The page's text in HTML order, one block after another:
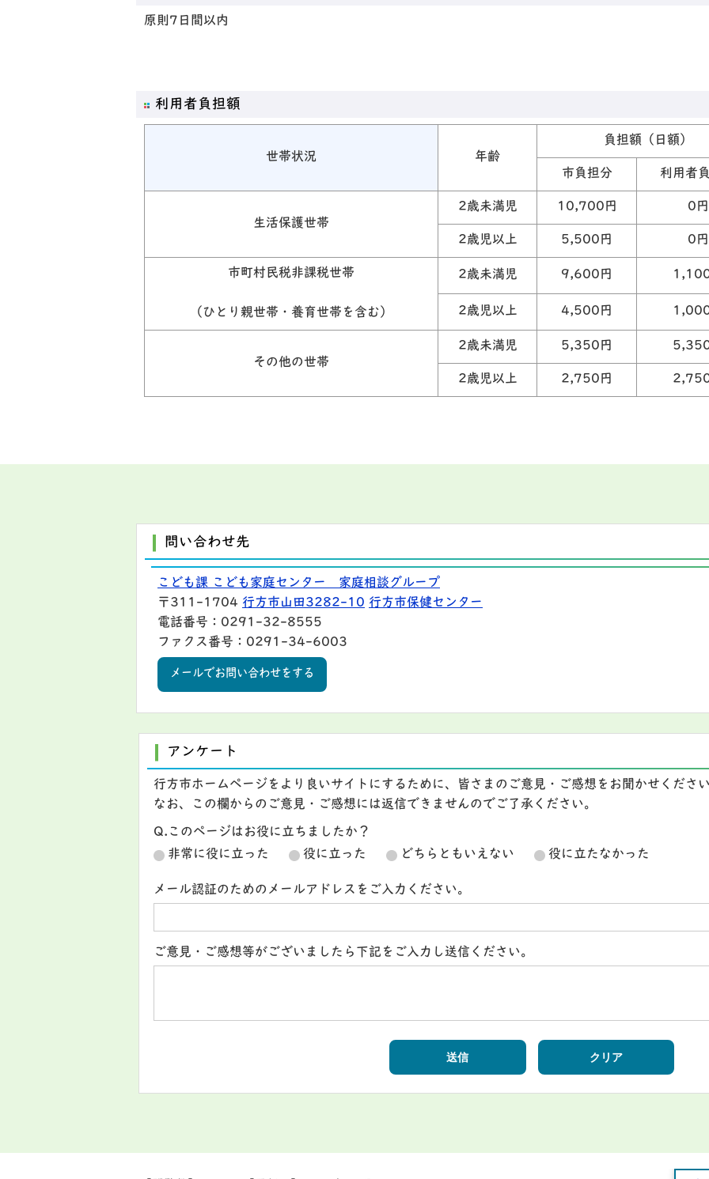
原則7日間以内
利用者負担額
世帯状況 年齢
負担額（日額）
市負担分 利用者
生活保護世帯
2歳未満児 10,700円 0円
2歳児以上 5,500円 0円
市町村民税非課税世帯
（ひとり親世帯・養育世帯を含む）
2歳未満児 9,600円
2歳児以上 4,500円
その他の世帯
2歳未満児 5,350円
2歳児以上 2,750円
問い合わせ先
こども課 こども家庭センター 家庭相談グループ
〒311-1704 行方市山田3282-10 行方市保健センター
電話番号：0291-32-8555
ファクス番号：0291-34-6003
メールでお問い合わせをする
アンケート
行方市ホームページをより良いサイトにするために、皆さまのご意見・ご感想をお聞かせくださ
なお、この欄からのご意見・ご感想には返信できませんのでご了承ください。
Q.このページはお役に立ちましたか？
非常に役に立った
役に立った どちらともいえない 役に立たなかった
メール認証のためのメールアドレスをご入力ください。
ご意見・ご感想等がございましたら下記をご入力し送信ください。